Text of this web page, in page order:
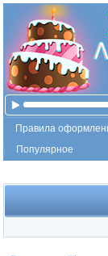
Правила
Популярное